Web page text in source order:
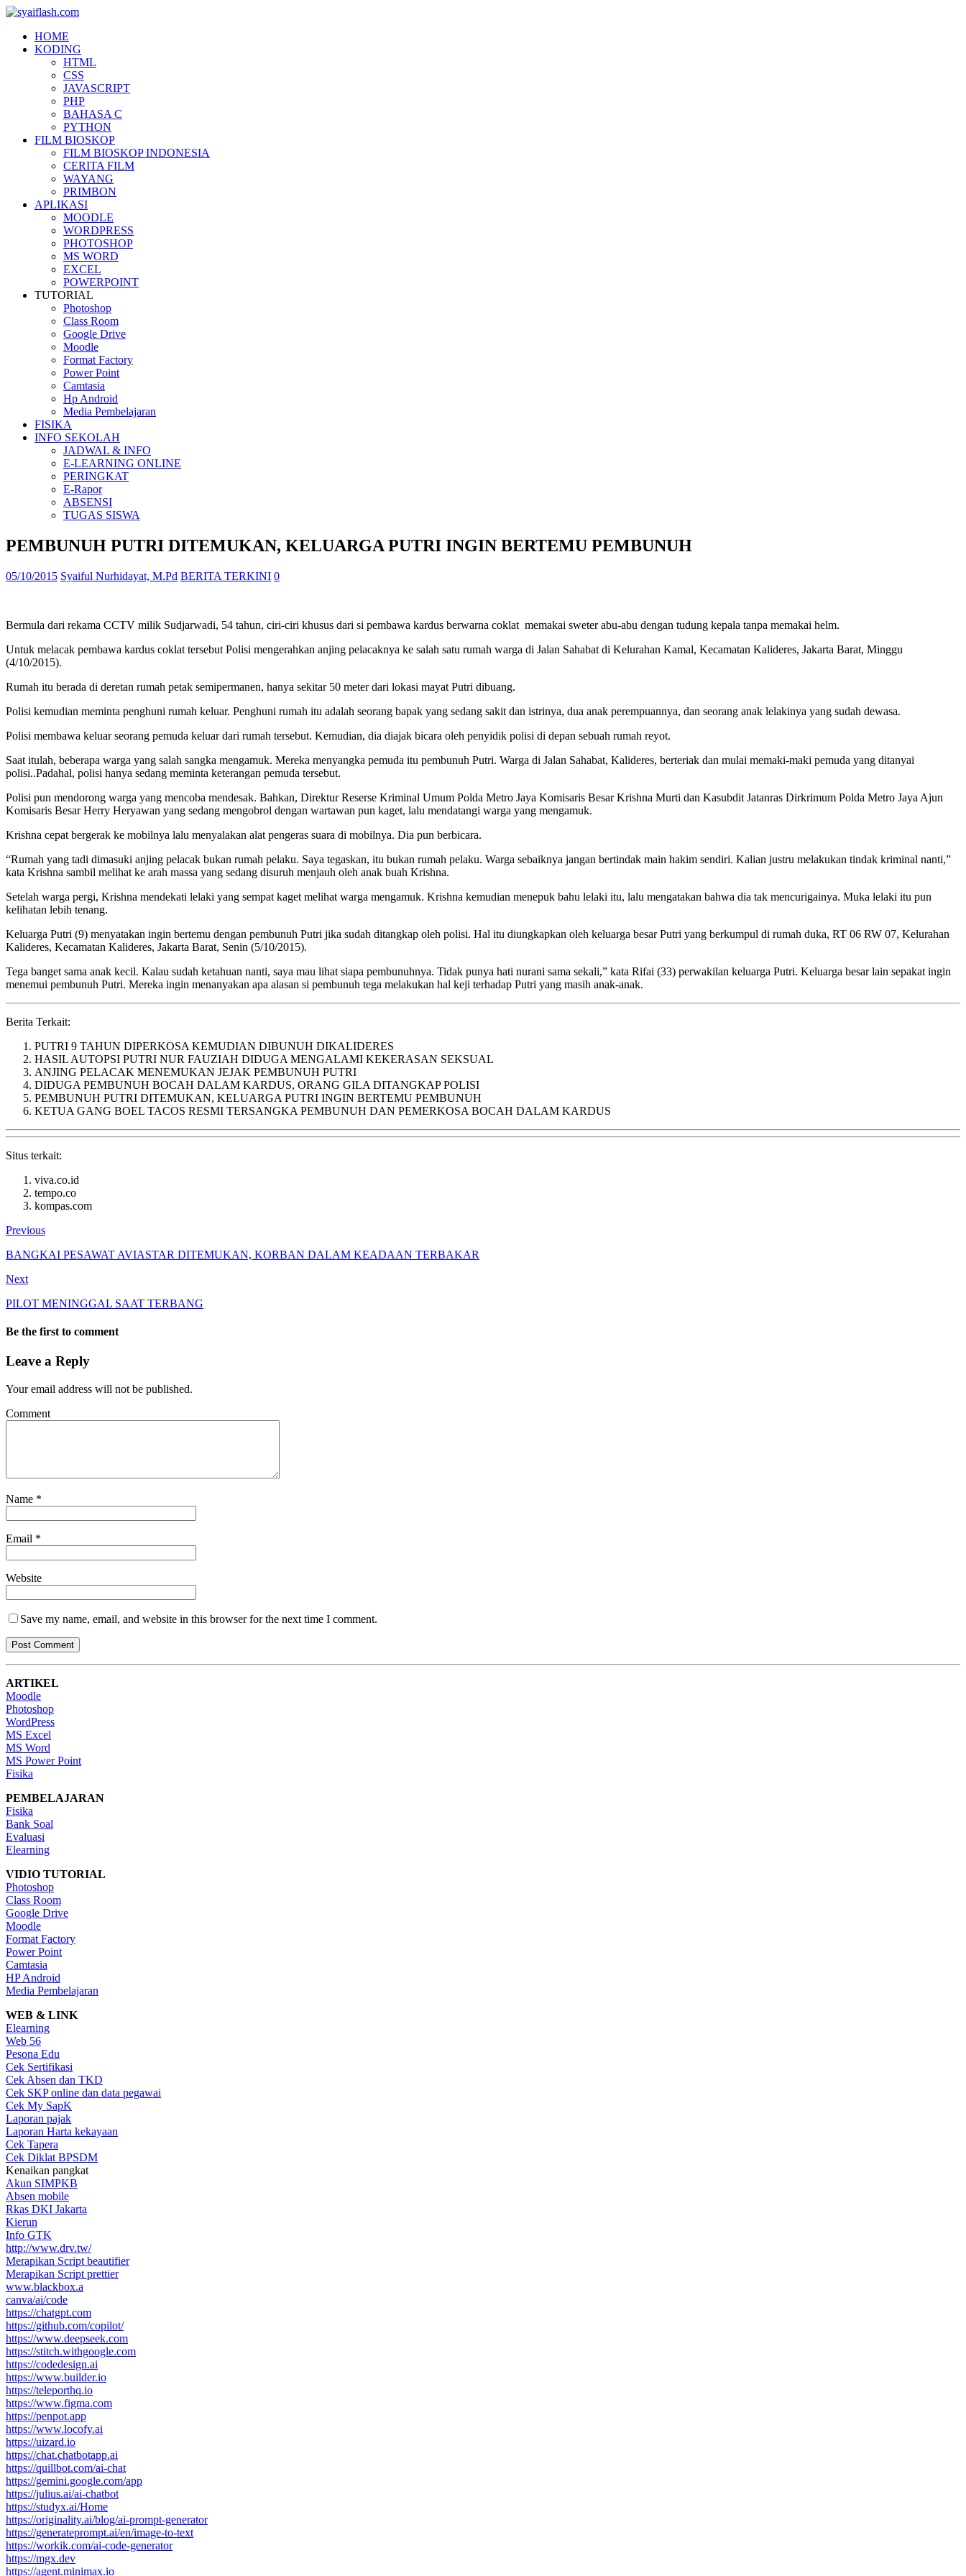
HOME
KODING
HTML
CSS
JAVASCRIPT
PHP
BAHASA C
PYTHON
FILM BIOSKOP
FILM BIOSKOP INDONESIA
CERITA FILM
WAYANG
PRIMBON
APLIKASI
MOODLE
WORDPRESS
PHOTOSHOP
MS WORD
EXCEL
POWERPOINT
TUTORIAL
Photoshop
Class Room
Google Drive
Moodle
Format Factory
Power Point
Camtasia
Hp Android
Media Pembelajaran
FISIKA
INFO SEKOLAH
JADWAL & INFO
E-LEARNING ONLINE
PERINGKAT
E-Rapor
ABSENSI
TUGAS SISWA
PEMBUNUH PUTRI DITEMUKAN, KELUARGA PUTRI INGIN BERTEMU PEMBUNUH
05/10/2015 Syaiful Nurhidayat, M.Pd BERITA TERKINI 0
Bermula dari rekama CCTV milik Sudjarwadi, 54 tahun, ciri-ciri khusus dari si pembawa kardus berwarna coklat memakai sweter abu-abu dengan tudung kepala tanpa memakai helm.
Untuk melacak pembawa kardus coklat tersebut Polisi mengerahkan anjing pelacaknya ke salah satu rumah warga di Jalan Sahabat di Kelurahan Kamal, Kecamatan Kalideres, Jakarta Barat, Minggu
(4/10/2015).
Rumah itu berada di deretan rumah petak semipermanen, hanya sekitar 50 meter dari lokasi mayat Putri dibuang.
Polisi kemudian meminta penghuni rumah keluar. Penghuni rumah itu adalah seorang bapak yang sedang sakit dan istrinya, dua anak perempuannya, dan seorang anak lelakinya yang sudah dewasa.
Polisi membawa keluar seorang pemuda keluar dari rumah tersebut. Kemudian, dia diajak bicara oleh penyidik polisi di depan sebuah rumah reyot.
Saat itulah, beberapa warga yang salah sangka mengamuk. Mereka menyangka pemuda itu pembunuh Putri. Warga di Jalan Sahabat, Kalideres, berteriak dan mulai memaki-maki pemuda yang ditanyai
polisi..Padahal, polisi hanya sedang meminta keterangan pemuda tersebut.
Polisi pun mendorong warga yang mencoba mendesak. Bahkan, Direktur Reserse Kriminal Umum Polda Metro Jaya Komisaris Besar Krishna Murti dan Kasubdit Jatanras Dirkrimum Polda Metro Jaya Ajun
Komisaris Besar Herry Heryawan yang sedang mengobrol dengan wartawan pun kaget, lalu mendatangi warga yang mengamuk.
Krishna cepat bergerak ke mobilnya lalu menyalakan alat pengeras suara di mobilnya. Dia pun berbicara.
“Rumah yang tadi dimasuki anjing pelacak bukan rumah pelaku. Saya tegaskan, itu bukan rumah pelaku. Warga sebaiknya jangan bertindak main hakim sendiri. Kalian justru melakukan tindak kriminal nanti,”
kata Krishna sambil melihat ke arah massa yang sedang disuruh menjauh oleh anak buah Krishna.
Setelah warga pergi, Krishna mendekati lelaki yang sempat kaget melihat warga mengamuk. Krishna kemudian menepuk bahu lelaki itu, lalu mengatakan bahwa dia tak mencurigainya. Muka lelaki itu pun
kelihatan lebih tenang.
Keluarga Putri (9) menyatakan ingin bertemu dengan pembunuh Putri jika sudah ditangkap oleh polisi. Hal itu diungkapkan oleh keluarga besar Putri yang berkumpul di rumah duka, RT 06 RW 07, Kelurahan
Kalideres, Kecamatan Kalideres, Jakarta Barat, Senin (5/10/2015).
Tega banget sama anak kecil. Kalau sudah ketahuan nanti, saya mau lihat siapa pembunuhnya. Tidak punya hati nurani sama sekali,” kata Rifai (33) perwakilan keluarga Putri. Keluarga besar lain sepakat ingin
menemui pembunuh Putri. Mereka ingin menanyakan apa alasan si pembunuh tega melakukan hal keji terhadap Putri yang masih anak-anak.
Berita Terkait:
PUTRI 9 TAHUN DIPERKOSA KEMUDIAN DIBUNUH DIKALIDERES
HASIL AUTOPSI PUTRI NUR FAUZIAH DIDUGA MENGALAMI KEKERASAN SEKSUAL
ANJING PELACAK MENEMUKAN JEJAK PEMBUNUH PUTRI
DIDUGA PEMBUNUH BOCAH DALAM KARDUS, ORANG GILA DITANGKAP POLISI
PEMBUNUH PUTRI DITEMUKAN, KELUARGA PUTRI INGIN BERTEMU PEMBUNUH
KETUA GANG BOEL TACOS RESMI TERSANGKA PEMBUNUH DAN PEMERKOSA BOCAH DALAM KARDUS
Situs terkait:
viva.co.id
tempo.co
kompas.com
Previous
BANGKAI PESAWAT AVIASTAR DITEMUKAN, KORBAN DALAM KEADAAN TERBAKAR
Next
PILOT MENINGGAL SAAT TERBANG
Be the first to comment
Leave a Reply
Your email address will not be published.
Comment
Name *
Email *
Website
Save my name, email, and website in this browser for the next time I comment.
ARTIKEL
Moodle
Photoshop
WordPress
MS Excel
MS Word
MS Power Point
Fisika
PEMBELAJARAN
Fisika
Bank Soal
Evaluasi
Elearning
VIDIO TUTORIAL
Photoshop
Class Room
Google Drive
Moodle
Format Factory
Power Point
Camtasia
HP Android
Media Pembelajaran
WEB & LINK
Elearning
Web 56
Pesona Edu
Cek Sertifikasi
Cek Absen dan TKD
Cek SKP online dan data pegawai
Cek My SapK
Laporan pajak
Laporan Harta kekayaan
Cek Tapera
Cek Diklat BPSDM
Kenaikan pangkat
Akun SIMPKB
Absen mobile
Rkas DKI Jakarta
Kierun
Info GTK
http://www.drv.tw/
Merapikan Script beautifier
Merapikan Script prettier
www.blackbox.a
canva/ai/code
https://chatgpt.com
https://github.com/copilot/
https://www.deepseek.com
https://stitch.withgoogle.com
https://codedesign.ai
https://www.builder.io
https://teleporthq.io
https://www.figma.com
https://penpot.app
https://www.locofy.ai
https://uizard.io
https://chat.chatbotapp.ai
https://quillbot.com/ai-chat
https://gemini.google.com/app
https://julius.ai/ai-chatbot
https://studyx.ai/Home
https://originality.ai/blog/ai-prompt-generator
https://generateprompt.ai/en/image-to-text
https://workik.com/ai-code-generator
https://mgx.dev
https://agent.minimax.io